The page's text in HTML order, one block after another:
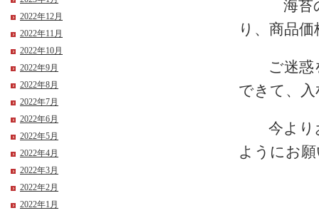
海苔の養
り、商品
ご迷惑を
できて、
今よりお
ようにお
2022年12月
2022年11月
2022年10月
2022年9月
2022年8月
2022年7月
2022年6月
2022年5月
2022年4月
2022年3月
2022年2月
2022年1月